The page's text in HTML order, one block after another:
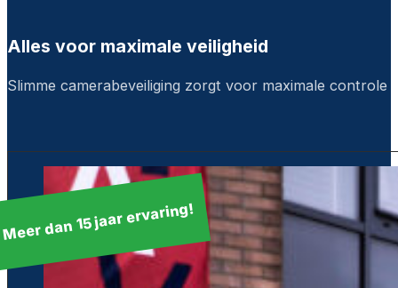
Alles voor maximale veiligheid
Slimme camerabeveiliging zorgt voor maximale controle
Meer dan 15 jaar ervaring!